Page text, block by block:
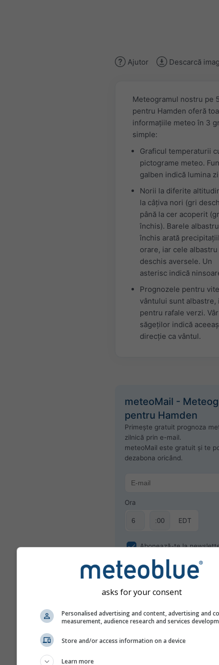
Ajutor Descarcă
Meteogramul nostru pe
pentru Hamden oferă
informațiile meteo în 3
simple:
Graficul temperaturii
pictograme meteo.
galben indică lumina
Norii la diferite
la câțiva nori (gri
până la cer acoperit
închis). Barele albastru
închis arată
orare, iar cele albastru
deschis aversele. Un
asterisc indică
Prognozele pentru
vântului sunt albastre,
pentru rafale verzi.
săgeților indică
direcție ca vântul.
meteoMail -
pentru Hamden
Primește gratuit prognoza
zilnică prin e-mail.
meteoMail este gratuit și te
dezabona oricând.
Ora
EDT
Abonează-te la
asks for your consent
Personalised advertising and content, advertising and
measurement, audience research and services
Store and/or access information on a device
Learn more